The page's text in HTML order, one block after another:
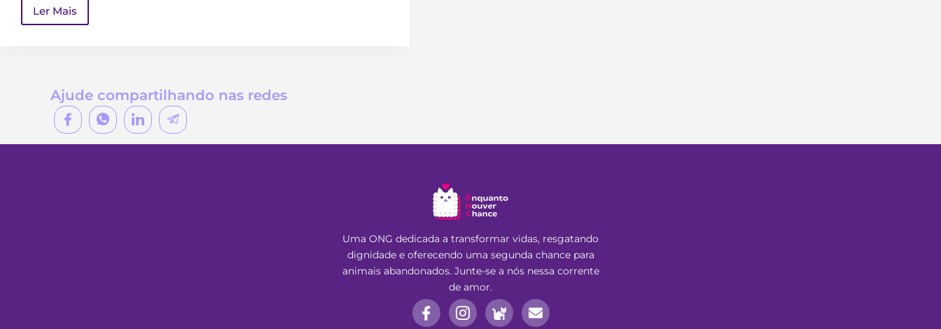
Ler Mais
Ajude compartilhando nas redes
Uma ONG dedicada a transformar vidas, resgatando
dignidade e oferecendo uma segunda chance para
animais abandonados. Junte-se a nós nessa corrente
de amor.